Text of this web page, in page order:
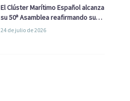
El Clúster Marítimo Español alcanza
su 50ª Asamblea reafirmando su
liderazgo en la Economía Azul
24 de julio de 2026